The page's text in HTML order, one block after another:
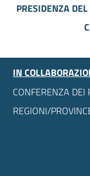
PRESIDENZA
IN
CONFERENZA DEI
REGIONI/